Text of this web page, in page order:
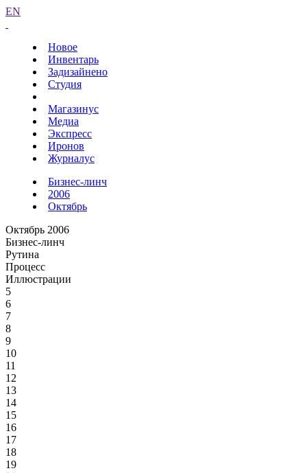
EN
Новое
Инвентарь
Задизайнено
Студия
Магазинус
Медиа
Экспресс
Иронов
Журналус
Бизнес-линч
2006
Октябрь
Октябрь 2006
Бизнес-линч
Рутина
Процесс
Иллюстрации
5
6
7
8
9
10
11
12
13
14
15
16
17
18
19